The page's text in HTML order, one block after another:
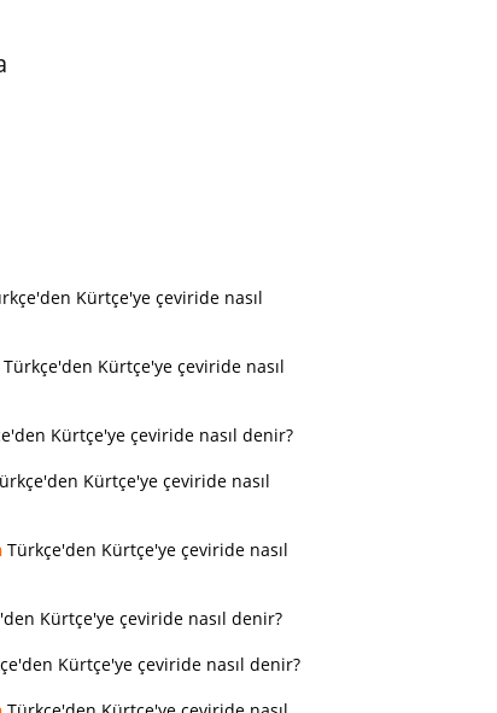
Kürtçe'ye çeviride nasıl
Türkçe'den Kürtçe'ye çeviride nasıl
Kürtçe'ye çeviride nasıl denir?
Kürtçe'ye çeviride nasıl
Türkçe'den Kürtçe'ye çeviride nasıl
Kürtçe'ye çeviride nasıl denir?
Kürtçe'ye çeviride nasıl denir?